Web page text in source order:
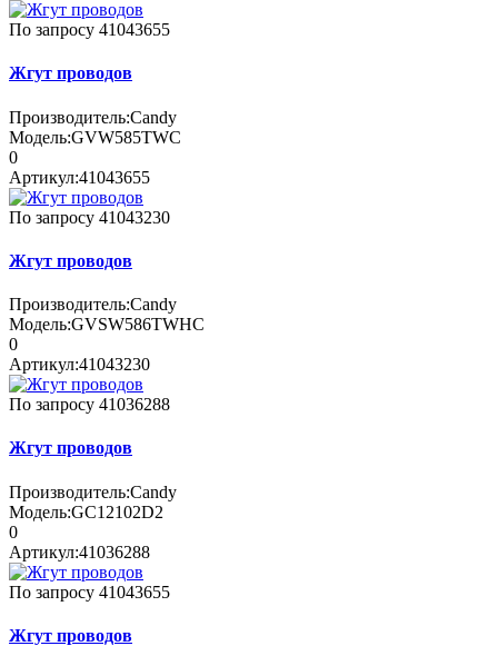
По запросу 41043655
Жгут проводов
Производитель:Candy
Модель:GVW585TWC
0
Артикул:41043655
По запросу 41043230
Жгут проводов
Производитель:Candy
Модель:GVSW586TWHC
0
Артикул:41043230
По запросу 41036288
Жгут проводов
Производитель:Candy
Модель:GC12102D2
0
Артикул:41036288
По запросу 41043655
Жгут проводов